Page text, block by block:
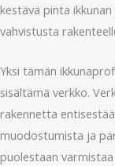
kestävä pinta
vahvistusta
Yksi tämän
sisältämä verkko.
rakennetta
muodostumista ja
puolestaan